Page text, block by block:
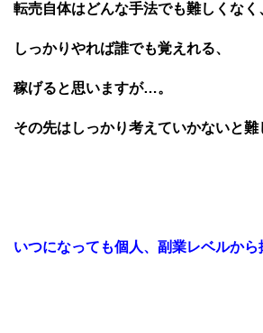
転売自体はどんな手法でも難しくなく
しっかりやれば誰でも覚えれる、
稼げると思いますが…。
その先はしっかり考えていかないと難
いつになっても個人、副業レベルから